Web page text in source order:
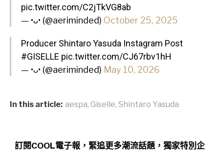
pic.twitter.com/C2jTkVG8ab
— •ᴗ• (@aeriminded) October 25, 2025
Producer Shintaro Yasuda Instagram Post
#GISELLE pic.twitter.com/CJ67rbv1hH
— •ᴗ• (@aeriminded) May 10, 2026
In this article: aespa, Giselle, Shintaro Yasuda
訂閱COOL電子報，緊追更多潮流話題，獨家特別企